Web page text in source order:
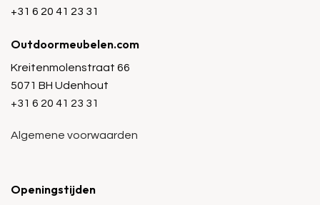
+31 6 20 41 23 31
Outdoormeubelen.com
Kreitenmolenstraat 66
5071 BH Udenhout
+31 6 20 41 23 31
Algemene voorwaarden
Openingstijden